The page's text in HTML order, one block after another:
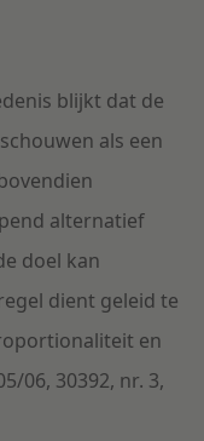
blijkt dat de
als een
alternatief
doel kan
dient geleid te
en
06, 30392, nr. 3,